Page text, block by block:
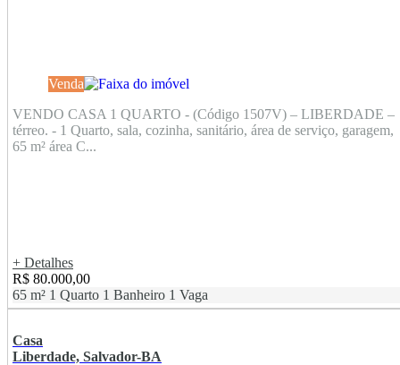
Venda
VENDO CASA 1 QUARTO - (Código 1507V) – LIBERDADE –
térreo. - 1 Quarto, sala, cozinha, sanitário, área de serviço, garagem,
65 m² área C...
+ Detalhes
R$ 80.000,00
65 m² 1 Quarto 1 Banheiro 1 Vaga
Casa
Liberdade, Salvador-BA